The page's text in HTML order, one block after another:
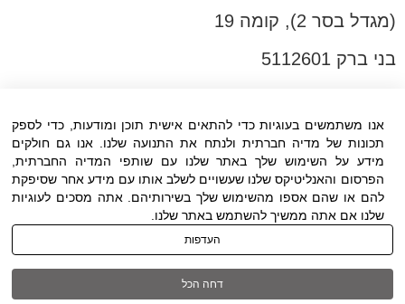
(מגדל בסר 2), קומה 19
בני ברק 5112601
פקס:03-6005531
דוא"ל: office@dwo.co.il
תנאי שימוש|הצהרת נגישות| כל הזכויות
שמורות ל DWO ©
אנו משתמשים בעוגיות כדי להתאים אישית תוכן ומודעות, כדי לספק
תכונות של מדיה חברתית ולנתח את התנועה שלנו. אנו גם חולקים
מידע על השימוש שלך באתר שלנו עם שותפי המדיה החברתית,
הפרסום והאנליטיקס שלנו שעשויים לשלב אותו עם מידע אחר שסיפקת
להם או שהם אספו מהשימוש שלך בשירותיהם. אתה מסכים לעוגיות
שלנו אם אתה ממשיך להשתמש באתר שלנו.
העדפות
דחה הכל